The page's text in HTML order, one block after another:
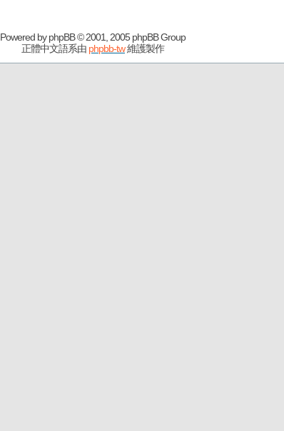
Powered byphpBB© 2001, 2005 phpBB Group
正體中文語系由 phpbb-tw維護製作